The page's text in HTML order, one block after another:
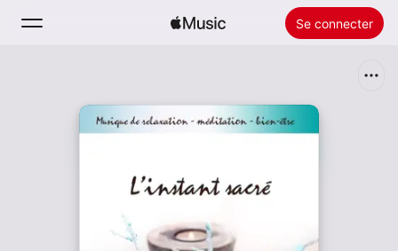
Se connecter
Installer Apple Music